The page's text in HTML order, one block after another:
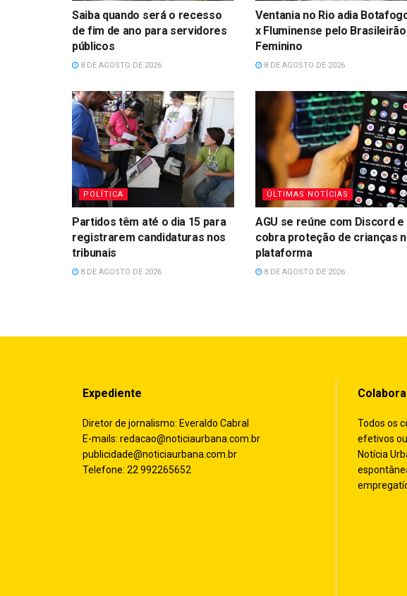
Saiba quando será o recesso
de fim de ano para servidores
públicos
8 DE AGOSTO DE 2026
Ventania no Rio adia
x Fluminense pelo Brasileirão
Feminino
8 DE AGOSTO DE 2026
POLÍTICA
Partidos têm até o dia 15 para
registrarem candidaturas nos
tribunais
8 DE AGOSTO DE 2026
ÚLTIMAS NOTÍCIAS
AGU se reúne com Discord e
cobra proteção de crianças
plataforma
8 DE AGOSTO DE 2026
Expediente
Diretor de jornalismo: Everaldo Cabral
E-mails: redacao@noticiaurbana.com.br
publicidade@noticiaurbana.com.br
Telefone: 22 992265652
Todos os
efetivos
Notícia